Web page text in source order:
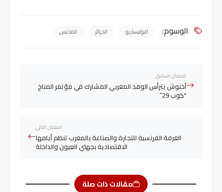
الوسوم: البوليساريو الجزائر المحبس
المقال السابق
أخنوش يترأس الوفد المغربي المشارك في مؤتمر المناخ
“كوب 29”
المقال التالي
الغرفة الفرنسية للتجارة والصناعة بالمغرب تنظم أيامها
الاقتصادية بجهتي العيون والداخلة
مقالات ذات صلة